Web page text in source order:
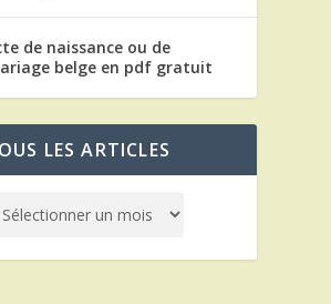
de naissance ou de
belge en pdf gratuit
LES ARTICLES